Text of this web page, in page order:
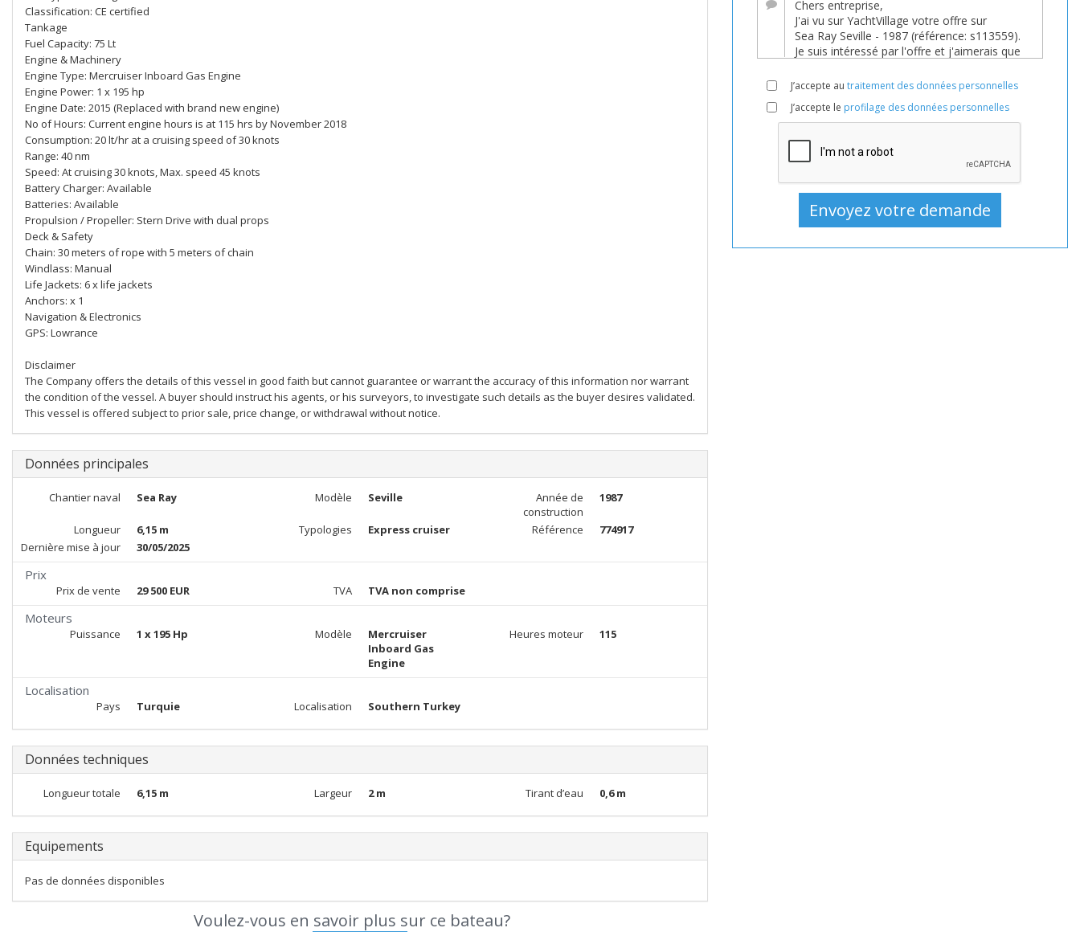
Bateaux,
Bateau
En
Bateaux
D'occasion,
moteur
En
vente,
Bateau
Classification: CE certified
Tankage
Fuel Capacity: 75 Lt
Engine & Machinery
Engine Type: Mercruiser Inboard Gas Engine
Engine Power: 1 x 195 hp
Engine Date: 2015 (Replaced with brand new engine)
No of Hours: Current engine hours is at 115 hrs by November 2018
Consumption: 20 lt/hr at a cruising speed of 30 knots
Range: 40 nm
Speed: At cruising 30 knots, Max. speed 45 knots
Battery Charger: Available
Batteries: Available
Propulsion / Propeller: Stern Drive with dual props
Deck & Safety
Chain: 30 meters of rope with 5 meters of chain
Windlass: Manual
Life Jackets: 6 x life jackets
Anchors: x 1
Navigation & Electronics
GPS: Lowrance
Disclaimer
The Company offers the details of this vessel in good faith but cannot guarantee or warrant the accuracy of this information nor warrant
the condition of the vessel. A buyer should instruct his agents, or his surveyors, to investigate such details as the buyer desires validated.
This vessel is offered subject to prior sale, price change, or withdrawal without notice.
Données principales
Chantier naval Sea Ray Modèle Seville
Année de
construction
1987
Longueur 6,15 m Typologies Express cruiser Référence
774917
Dernière mise à jour
30/05/2025
Prix
Prix de vente 29 500 EUR TVA TVA non comprise
Moteurs
Puissance 1 x 195 Hp Modèle
Mercruiser
Inboard Gas
Engine
Heures moteur 115
Localisation
Pays Turquie Localisation Southern Turkey
Données techniques
Longueur totale 6,15 m Largeur 2 m Tirant d’eau 0,6 m
Equipements
Pas de données disponibles
Voulez-vous en savoir plus sur ce bateau?
J’accepte au traitement des données personnelles
J’accepte le profilage des données personnelles